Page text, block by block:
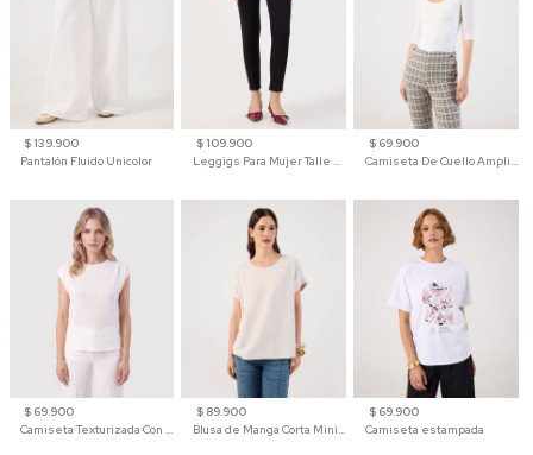
$ 139.900
Pantalón Fluido Unicolor
$ 109.900
Leggigs Para Mujer Talle Alto Liso
$ 69.900
Camiseta De Cuello Amplio Y Manga 3/4 Para Mujer
$ 69.900
Camiseta Texturizada Con Hombro Caído Para Mujer
$ 89.900
Blusa de Manga Corta Minimalista para Mujer
$ 69.900
Camiseta estampada